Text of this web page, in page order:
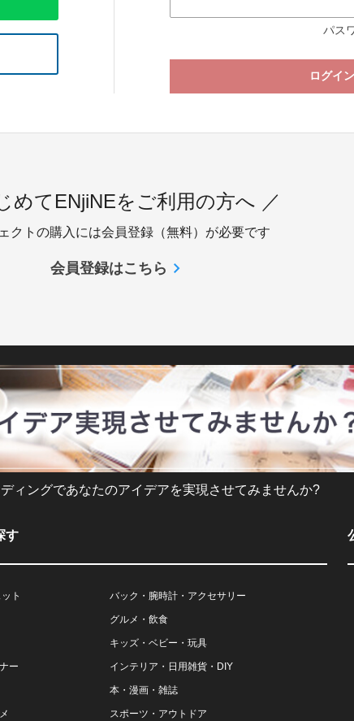
パス
ログイン
めてENjiNEをご利用の方へ ／
クトの購入には会員登録（無料）が必要です
会員登録はこちら
ィングであなたのアイデアを実現させてみませんか?
す
ト バック・腕時計・アクセサリー
グルメ・飲食
キッズ・ベビー・玩具
ー インテリア・日用雑貨・DIY
本・漫画・雑誌
スポーツ・アウトドア